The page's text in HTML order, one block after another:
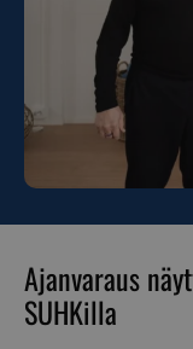
Ajanvaraus
SUHKilla